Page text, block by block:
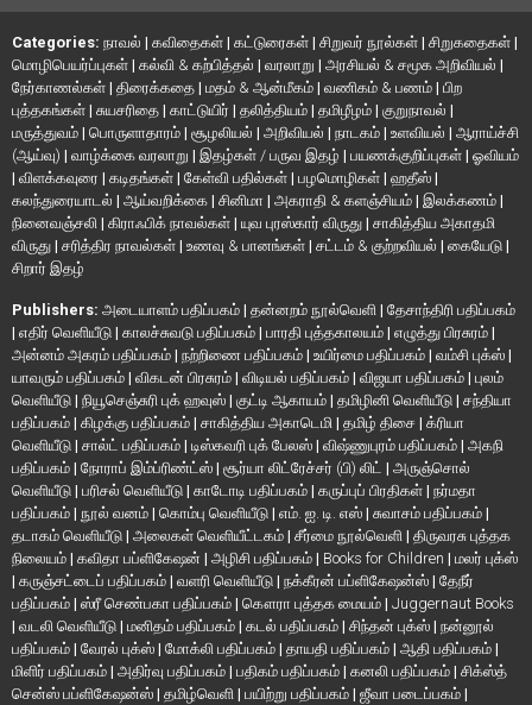
Categories: நாவல் | கவிதைகள் | கட்டுரைகள் | சிறுவர் நூல்கள் | சிறுகதைகள் |
மொழிபெயர்ப்புகள் | கல்வி & கற்பித்தல் | வரலாறு | அரசியல் & சமூக அறிவியல் |
நேர்காணல்கள் | திரைக்கதை | மதம் & ஆன்மீகம் | வணிகம் & பணம் | பிற
புத்தகங்கள் | சுயசரிதை | காட்டுயிர் | தலித்தியம் | தமிழீழம் | குறுநாவல் |
மருத்துவம் | பொருளாதாரம் | சூழலியல் | அறிவியல் | நாடகம் | உளவியல் | ஆராய்ச்சி
(ஆய்வு) | வாழ்க்கை வரலாறு | இதழ்கள் / பருவ இதழ் | பயணக்குறிப்புகள் | ஓவியம்
| விளக்கவுரை | கடிதங்கள் | கேள்வி பதில்கள் | பழமொழிகள் | ஹதீஸ் |
கலந்துரையாடல் | ஆய்வறிக்கை | சினிமா | அகராதி & களஞ்சியம் | இலக்கணம் |
நினைவஞ்சலி | கிராஃபிக் நாவல்கள் | யுவ புரஸ்கார் விருது | சாகித்திய அகாதமி
விருது | சரித்திர நாவல்கள் | உணவு & பானங்கள் | சட்டம் & குற்றவியல் | கையேடு |
சிறார் இதழ்
Publishers: அடையாளம் பதிப்பகம் | தன்னறம் நூல்வெளி | தேசாந்திரி பதிப்பகம்
| எதிர் வெளியீடு | காலச்சுவடு பதிப்பகம் | பாரதி புத்தகாலயம் | எழுத்து பிரசுரம் |
அன்னம் அகரம் பதிப்பகம் | நற்றிணை பதிப்பகம் | உயிர்மை பதிப்பகம் | வம்சி புக்ஸ் |
யாவரும் பதிப்பகம் | விகடன் பிரசுரம் | விடியல் பதிப்பகம் | விஜயா பதிப்பகம் | புலம்
வெளியீடு | நியூசெஞ்சுரி புக் ஹவுஸ் | குட்டி ஆகாயம் | தமிழினி வெளியீடு | சந்தியா
பதிப்பகம் | கிழக்கு பதிப்பகம் | சாகித்திய அகாடெமி | தமிழ் திசை | க்ரியா
வெளியீடு | சால்ட் பதிப்பகம் | டிஸ்கவரி புக் பேலஸ் | விஷ்ணுபுரம் பதிப்பகம் | அகநி
பதிப்பகம் | நோராப் இம்ப்ரிண்ட்ஸ் | சூர்யா லிட்ரேச்சர் (பி) லிட் | அருஞ்சொல்
வெளியீடு | பரிசல் வெளியீடு | காடோடி பதிப்பகம் | கருப்புப் பிரதிகள் | நர்மதா
பதிப்பகம் | நூல் வனம் | கொம்பு வெளியீடு | எம். ஐ. டி. எஸ் | சுவாசம் பதிப்பகம் |
தடாகம் வெளியீடு | அலைகள் வெளியீட்டகம் | சீர்மை நூல்வெளி | திருவரசு புத்தக
நிலையம் | கவிதா பப்ளிகேஷன் | அழிசி பதிப்பகம் | Books for Children | மலர் புக்ஸ்
| கருஞ்சட்டைப் பதிப்பகம் | வளரி வெளியீடு | நக்கீரன் பப்ளிகேஷன்ஸ் | தேநீர்
பதிப்பகம் | ஸ்ரீ செண்பகா பதிப்பகம் | கௌரா புத்தக மையம் | Juggernaut Books
| வடலி வெளியீடு | மனிதம் பதிப்பகம் | கடல் பதிப்பகம் | சிந்தன் புக்ஸ் | நன்னூல்
பதிப்பகம் | வேரல் புக்ஸ் | மோக்லி பதிப்பகம் | தாயதி பதிப்பகம் | ஆதி பதிப்பகம் |
மிளிர் பதிப்பகம் | அதிர்வு பதிப்பகம் | பதிகம் பதிப்பகம் | கனலி பதிப்பகம் | சிக்ஸ்த்
சென்ஸ் பப்ளிகேஷன்ஸ் | தமிழ்வெளி | பயிற்று பதிப்பகம் | ஜீவா படைப்பகம் |